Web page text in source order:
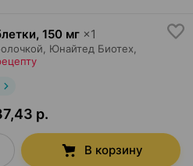
, 150 мг ×1
Юнайтед Биотех
р.
В корзину